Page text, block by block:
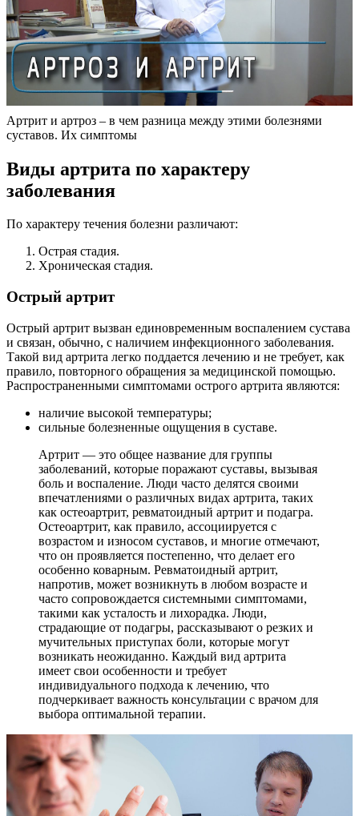
Артрит и артроз – в чем разница между этими болезнями
суставов. Их симптомы
Виды артрита по характеру
заболевания
По характеру течения болезни различают:
Острая стадия.
Хроническая стадия.
Острый артрит
Острый артрит вызван единовременным воспалением сустава
и связан, обычно, с наличием инфекционного заболевания.
Такой вид артрита легко поддается лечению и не требует, как
правило, повторного обращения за медицинской помощью.
Распространенными симптомами острого артрита являются:
наличие высокой температуры;
сильные болезненные ощущения в суставе.
Артрит — это общее название для группы
заболеваний, которые поражают суставы, вызывая
боль и воспаление. Люди часто делятся своими
впечатлениями о различных видах артрита, таких
как остеоартрит, ревматоидный артрит и подагра.
Остеоартрит, как правило, ассоциируется с
возрастом и износом суставов, и многие отмечают,
что он проявляется постепенно, что делает его
особенно коварным. Ревматоидный артрит,
напротив, может возникнуть в любом возрасте и
часто сопровождается системными симптомами,
такими как усталость и лихорадка. Люди,
страдающие от подагры, рассказывают о резких и
мучительных приступах боли, которые могут
возникать неожиданно. Каждый вид артрита
имеет свои особенности и требует
индивидуального подхода к лечению, что
подчеркивает важность консультации с врачом для
выбора оптимальной терапии.